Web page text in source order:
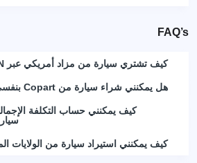
FAQ’s
كيف تشتري سيارة من مزاد أمريكي عبر Stat.VIN؟
هل يمكنني شراء سيارة من Copart بنفسي، من دون وسيط؟
كيف يمكنني حساب التكلفة
كيف يمكنني استيراد سيارة من الولايات